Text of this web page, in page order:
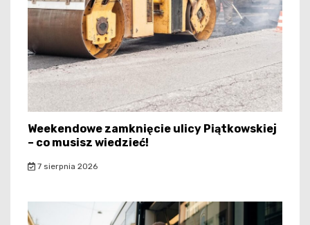
Weekendowe zamknięcie ulicy Piątkowskiej
– co musisz wiedzieć!
7 sierpnia 2026